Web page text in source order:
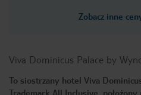
Zobacz inne
Viva Dominicus Palace by
To siostrzany hotel Viva
Trademark All Inclusive,